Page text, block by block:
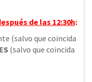
de las 12:30h:
(salvo que coincida
(salvo que coincida